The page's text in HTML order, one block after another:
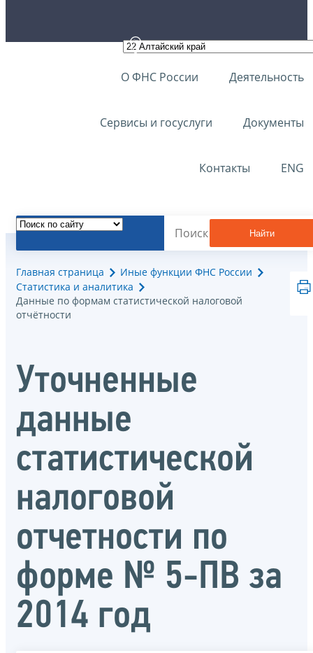
О ФНС России Деятельность
Сервисы и госуслуги Документы
Контакты ENG
Найти
Главная страница
Иные функции ФНС России
Статистика и аналитика
Данные по формам статистической налоговой
отчётности
Уточненные
данные
статистической
налоговой
отчетности по
форме № 5-ПВ за
2014 год